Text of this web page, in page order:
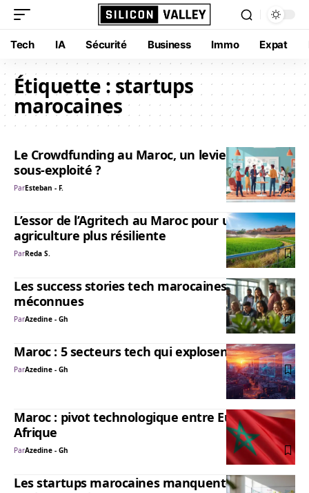
Tech IA Sécurité Business Immo Expat
Étiquette : startups
marocaines
Le Crowdfunding au Maroc, un levier encore
sous-exploité ?
ParEsteban - F.
L’essor de l’Agritech au Maroc pour une
agriculture plus résiliente
ParReda S.
Les success stories tech marocaines
méconnues
ParAzedine - Gh
Maroc : 5 secteurs tech qui explosent en 2026
ParAzedine - Gh
Maroc : pivot technologique entre Europe et
Afrique
ParAzedine - Gh
Les startups marocaines manquent-elles de